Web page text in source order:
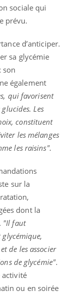
sociale qui
prévu.
d’anticiper.
sa glycémie
son
également
qui favorisent
Les
constituent
les mélanges
les raisins".
sur la
dont la
"Il faut
de les associer
de glycémie".
activité
ou en soirée